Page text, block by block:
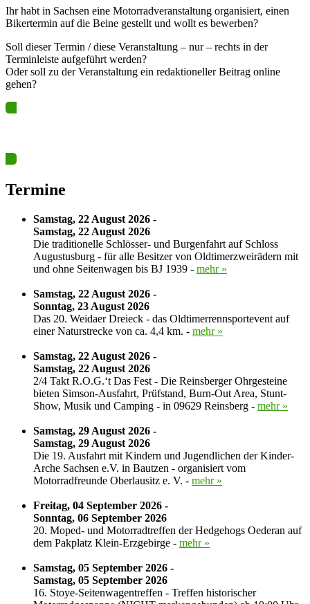
Ihr habt in Sachsen eine Motorradveranstaltung organisiert, einen
Bikertermin auf die Beine gestellt und wollt es bewerben?
Soll dieser Termin / diese Veranstaltung – nur – rechts in der
Terminleiste aufgeführt werden?
Oder soll zu der Veranstaltung ein redaktioneller Beitrag online
gehen?
Termine
Samstag, 22 August 2026 -
Samstag, 22 August 2026
Die traditionelle Schlösser- und Burgenfahrt auf Schloss
Augustusburg - für alle Besitzer von Oldtimerzweirädern mit
und ohne Seitenwagen bis BJ 1939 - mehr »
Samstag, 22 August 2026 -
Sonntag, 23 August 2026
Das 20. Weidaer Dreieck - das Oldtimerrennsportevent auf
einer Naturstrecke von ca. 4,4 km. - mehr »
Samstag, 22 August 2026 -
Samstag, 22 August 2026
2/4 Takt R.O.G.‘t Das Fest - Die Reinsberger Ohrgesteine
bieten Simson-Ausfahrt, Prüfstand, Burn-Out Area, Stunt-
Show, Musik und Camping - in 09629 Reinsberg - mehr »
Samstag, 29 August 2026 -
Samstag, 29 August 2026
Die 19. Ausfahrt mit Kindern und Jugendlichen der Kinder-
Arche Sachsen e.V. in Bautzen - organisiert vom
Motorradfreunde Oberlausitz e. V. - mehr »
Freitag, 04 September 2026 -
Sonntag, 06 September 2026
20. Moped- und Motorradtreffen der Hedgehogs Oederan auf
dem Pakplatz Klein-Erzgebirge - mehr »
Samstag, 05 September 2026 -
Samstag, 05 September 2026
16. Stoye-Seitenwagentreffen - Treffen historischer